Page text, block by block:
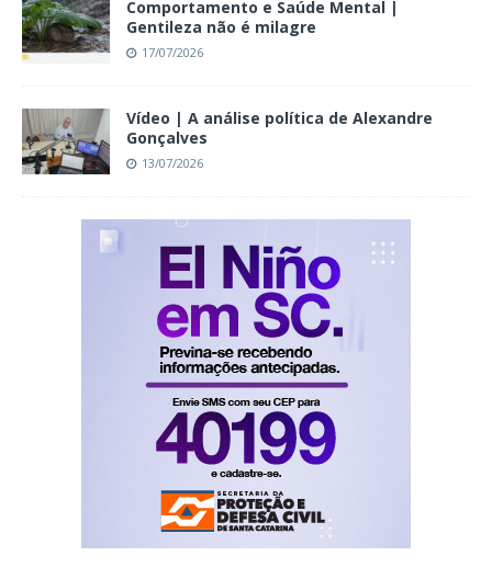
Comportamento e Saúde Mental |
Gentileza não é milagre
17/07/2026
Vídeo | A análise política de Alexandre
Gonçalves
13/07/2026